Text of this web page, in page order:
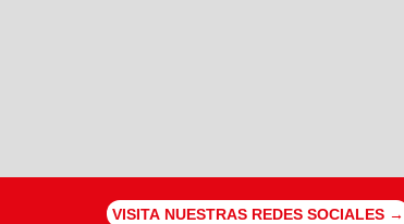
VISITA NUESTRAS REDES SOCIALES →